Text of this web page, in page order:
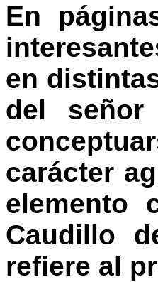
En
en
del
carácter
elemento
Caudillo
refiere al